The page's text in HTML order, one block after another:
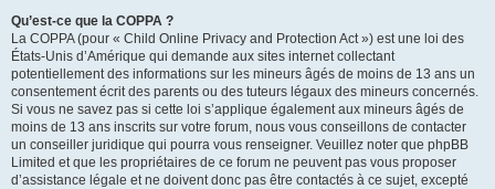
Qu’est-ce que la COPPA ?
La COPPA (pour « Child Online Privacy and Protection Act ») est une loi des
États-Unis d’Amérique qui demande aux sites internet collectant
potentiellement des informations sur les mineurs âgés de moins de 13 ans un
consentement écrit des parents ou des tuteurs légaux des mineurs concernés.
Si vous ne savez pas si cette loi s’applique également aux mineurs âgés de
moins de 13 ans inscrits sur votre forum, nous vous conseillons de contacter
un conseiller juridique qui pourra vous renseigner. Veuillez noter que phpBB
Limited et que les propriétaires de ce forum ne peuvent pas vous proposer
d’assistance légale et ne doivent donc pas être contactés à ce sujet, excepté